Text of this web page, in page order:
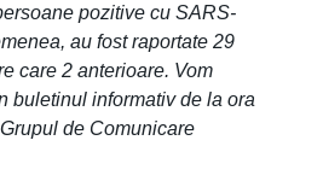
pozitive cu SARS-
au fost raportate 29
care 2 anterioare. Vom
buletinul informativ de la ora
de Comunicare